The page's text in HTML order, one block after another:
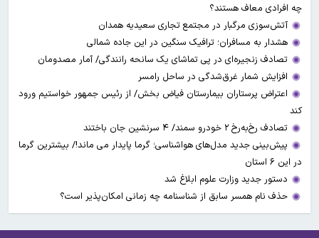
چه افرادی معاف هستند؟
آتش‌سوزی مرگبار در مجتمع تجاری سعیدیه همدان
هشدار به مسافران؛ ترافیک سنگین در این جاده شمالی
تصادف زنجیره‌ای در پی تماشای یک سانحه رانندگی/ آمار مصدومان
افزایش شمار غرق‌شدگی در ساحل رامسر
اعتراض پرستاران بیمارستان فیاض بخش/ از رئیس جمهور خواستیم ورود
کند
تصادف رخ‌به‌رخ ۲ خودرو سمند/ ۴ سرنشین جان باختند
پیش‌بینی جدید مدل‌های هواشناسی؛ گرما پایدار می ماند!/ بیشترین گرما
در این ۶ استان
دستور جدید وزارت علوم ابلاغ شد
حذف نام همسر سابق از شناسنامه چه زمانی امکان‌پذیر است؟